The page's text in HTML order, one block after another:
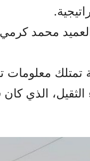
محمد كرمي
تمتلك
الذي كان